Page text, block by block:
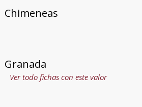
Chimeneas
Granada
Ver todo fichas con este valor